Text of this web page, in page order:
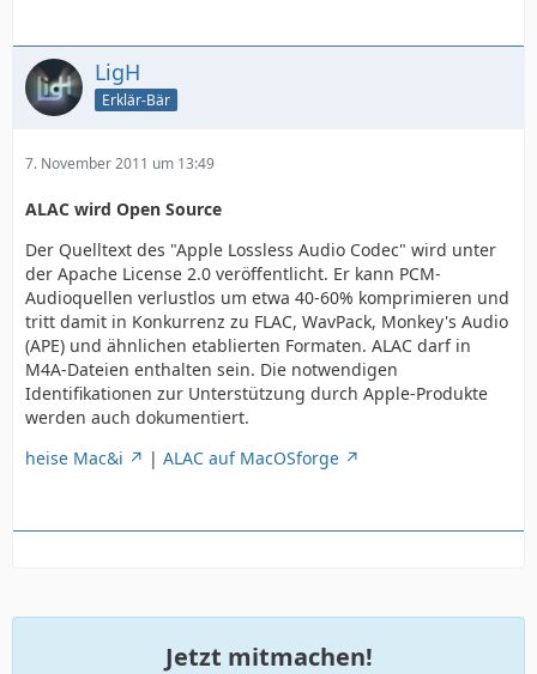
LigH
Erklär-Bär
7. November 2011 um 13:49
ALAC wird Open Source
Der Quelltext des "Apple Lossless Audio Codec" wird unter
der Apache License 2.0 veröffentlicht. Er kann PCM-
Audioquellen verlustlos um etwa 40-60% komprimieren und
tritt damit in Konkurrenz zu FLAC, WavPack, Monkey's Audio
(APE) und ähnlichen etablierten Formaten. ALAC darf in
M4A-Dateien enthalten sein. Die notwendigen
Identifikationen zur Unterstützung durch Apple-Produkte
werden auch dokumentiert.
heise Mac&i
| ALAC auf MacOSforge
Jetzt mitmachen!